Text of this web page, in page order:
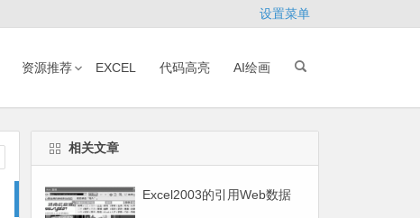
设置菜单
资源推荐 EXCEL 代码高亮 AI绘画
相关文章
Excel2003的引用Web数据